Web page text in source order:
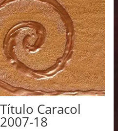
Título Caracol
2007-18